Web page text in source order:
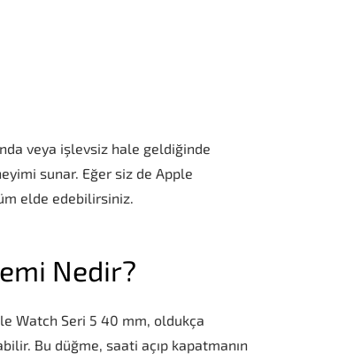
veya işlevsiz hale geldiğinde
sunar. Eğer siz de Apple
elde edebilirsiniz.
Nedir?
Watch Seri 5 40 mm, oldukça
Bu düğme, saati açıp kapatmanın